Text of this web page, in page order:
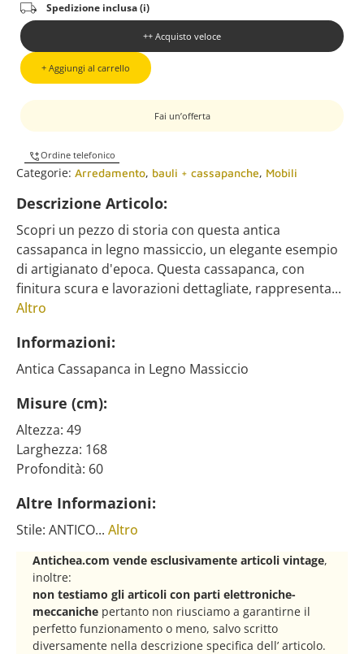
Spedizione inclusa (i)
++ Acquisto veloce
+ Aggiungi al carrello
Fai un’offerta
Ordine telefonico
Categorie: Arredamento, bauli + cassapanche, Mobili
Descrizione Articolo:
Scopri un pezzo di storia con questa antica
cassapanca in legno massiccio, un elegante esempio
di artigianato d'epoca. Questa cassapanca, con
finitura scura e lavorazioni dettagliate, rappresenta...
Altro
Informazioni:
Antica Cassapanca in Legno Massiccio
Misure (cm):
Altezza: 49
Larghezza: 168
Profondità: 60
Altre Informazioni:
Stile: ANTICO... Altro
Antichea.com vende esclusivamente articoli vintage,
inoltre:
non testiamo gli articoli con parti elettroniche-
meccaniche pertanto non riusciamo a garantirne il
perfetto funzionamento o meno, salvo scritto
diversamente nella descrizione specifica dell’ articolo.